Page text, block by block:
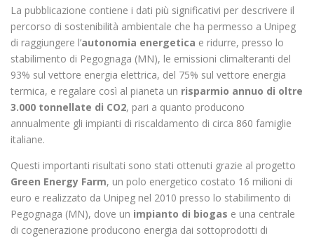
La pubblicazione contiene i dati più significativi per descrivere il
percorso di sostenibilità ambientale che ha permesso a Unipeg
di raggiungere l’autonomia energetica e ridurre, presso lo
stabilimento di Pegognaga (MN), le emissioni climalteranti del
93% sul vettore energia elettrica, del 75% sul vettore energia
termica, e regalare così al pianeta un risparmio annuo di oltre
3.000 tonnellate di CO2, pari a quanto producono
annualmente gli impianti di riscaldamento di circa 860 famiglie
italiane.
Questi importanti risultati sono stati ottenuti grazie al progetto
Green Energy Farm, un polo energetico costato 16 milioni di
euro e realizzato da Unipeg nel 2010 presso lo stabilimento di
Pegognaga (MN), dove un impianto di biogas e una centrale
di cogenerazione producono energia dai sottoprodotti di